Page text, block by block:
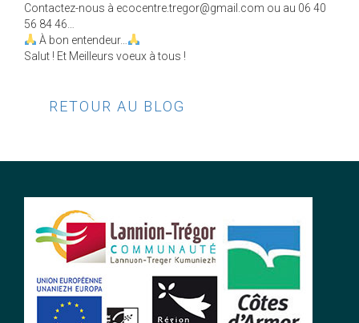
Contactez-nous à ecocentre.tregor@gmail.com ou au 06 40
56 84 46…
À bon entendeur…
Salut ! Et Meilleurs voeux à tous !
RETOUR AU BLOG